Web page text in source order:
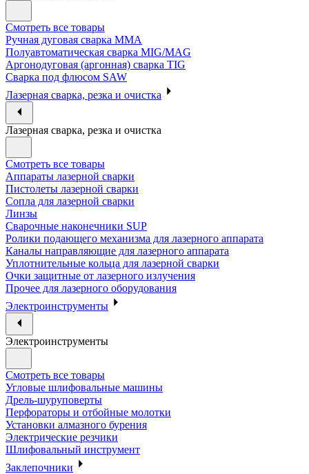
Смотреть все товары
Ручная дуговая сварка MMA
Полуавтоматическая сварка MIG/MAG
Аргонодуговая (аргонная) сварка TIG
Сварка под флюсом SAW
Лазерная сварка, резка и очистка
Лазерная сварка, резка и очистка
Смотреть все товары
Аппараты лазерной сварки
Пистолеты лазерной сварки
Сопла для лазерной сварки
Линзы
Сварочные наконечники SUP
Ролики подающего механизма для лазерного аппарата
Каналы направляющие для лазерного аппарата
Уплотнительные кольца для лазерной сварки
Очки защитные от лазерного излучения
Прочее для лазерного оборудования
Электроинструменты
Электроинструменты
Смотреть все товары
Угловые шлифовальные машины
Дрель-шуруповерты
Перфораторы и отбойные молотки
Установки алмазного бурения
Электрические резчики
Шлифовальный инструмент
Заклепочники